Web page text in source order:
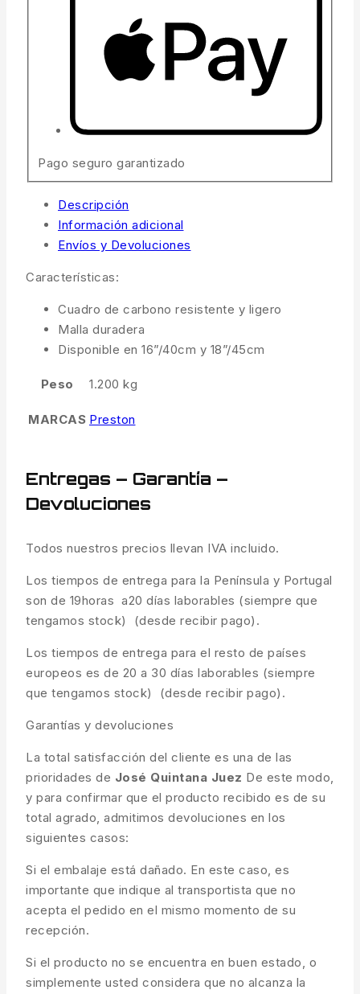
Pago seguro garantizado
Descripción
Información adicional
Envíos y Devoluciones
Características:
Cuadro de carbono resistente y ligero
Malla duradera
Disponible en 16”/40cm y 18”/45cm
Peso 1.200 kg
MARCAS Preston
Entregas – Garantía –
Devoluciones
Todos nuestros precios llevan IVA incluido.
Los tiempos de entrega para la Península y Portugal
son de 19horas a20 días laborables (siempre que
tengamos stock) (desde recibir pago).
Los tiempos de entrega para el resto de países
europeos es de 20 a 30 días laborables (siempre
que tengamos stock) (desde recibir pago).
Garantías y devoluciones
La total satisfacción del cliente es una de las
prioridades de José Quintana Juez De este modo,
y para confirmar que el producto recibido es de su
total agrado, admitimos devoluciones en los
siguientes casos:
Si el embalaje está dañado. En este caso, es
importante que indique al transportista que no
acepta el pedido en el mismo momento de su
recepción.
Si el producto no se encuentra en buen estado, o
simplemente usted considera que no alcanza la